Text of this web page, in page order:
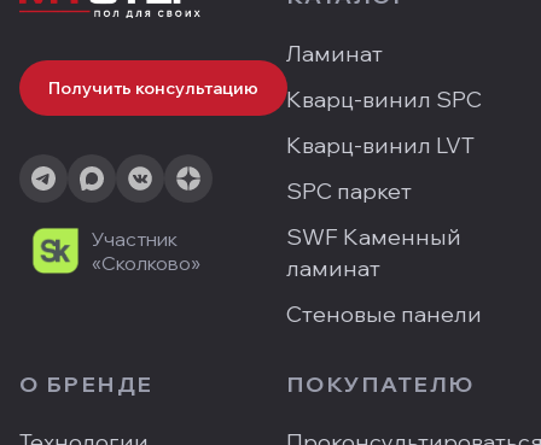
Получить консультацию
Участник
«Сколково»
Ламинат
Кварц-винил SPC
Кварц-винил LVT
SPC паркет
SWF Каменный
ламинат
Стеновые панели
О БРЕНДЕ ПОКУПАТЕЛЮ